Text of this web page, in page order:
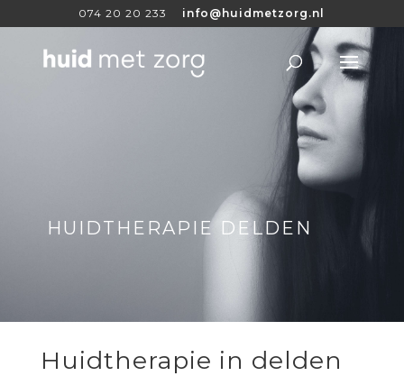
074 20 20 233 info@huidmetzorg.nl
HUIDTHERAPIE DELDEN
Huidtherapie in delden